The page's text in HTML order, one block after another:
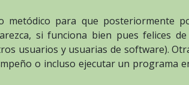
para que posteriormente
si funciona bien pues felices
usuarios y usuarias de software).
o incluso ejecutar un programa